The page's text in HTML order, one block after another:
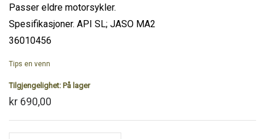
Passer eldre motorsykler.
Spesifikasjoner. API SL; JASO MA2
36010456
Tips en venn
Tilgjengelighet: På lager
kr 690,00